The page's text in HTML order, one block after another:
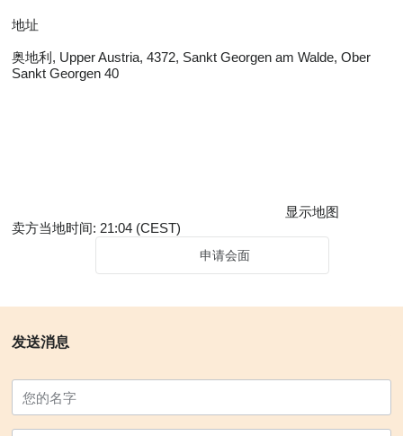
地址
奥地利, Upper Austria, 4372, Sankt Georgen am Walde, Ober
Sankt Georgen 40
显示地图
卖方当地时间: 21:04 (CEST)
申请会面
发送消息